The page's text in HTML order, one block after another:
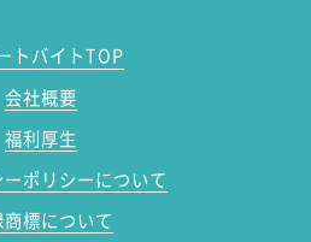
トバイトTOP
会社概要
福利厚生
ポリシーについて
標について